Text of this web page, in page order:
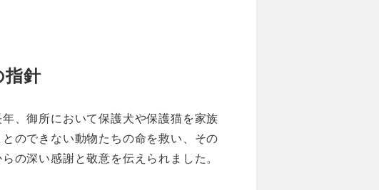
指針
、御所において保護犬や保護猫を家族
のできない動物たちの命を救い、その
の深い感謝と敬意を伝えられました。